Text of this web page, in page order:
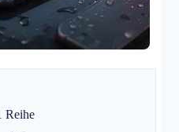
Reihe